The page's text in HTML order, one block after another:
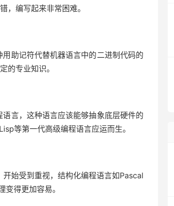
，编写起来非常困难。
助记符代替机器语言中的二进制代码的
的专业知识。
言，这种语言应该能够抽象底层硬件的
等第一代高级编程语言应运而生。
始受到重视，结构化编程语言如Pascal
得更加容易。